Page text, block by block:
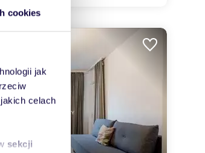
cookies
jak
celach
sekcji